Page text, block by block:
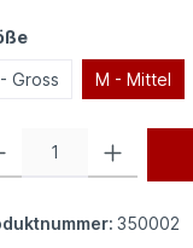
auswählen
Gross M - Mittel
350002